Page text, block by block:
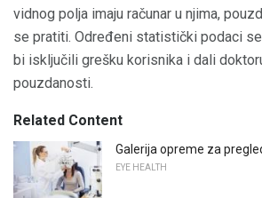
vidnog polja imaju računar u njima,
se pratiti. Određeni statistički podaci
bi isključili grešku korisnika i dali
pouzdanosti.
Related Content
Galerija opreme za
EYE HEALTH